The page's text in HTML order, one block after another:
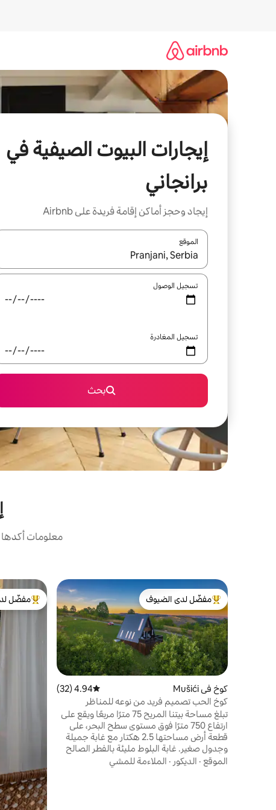
إيجارات البيوت الصيفية في
برانجاني
إيجاد وحجز أماكن إقامة فريدة على Airbnb
الموقع
عند توفر النتائج، انتقل باستخدام السهمين لأعلى
تسجيل الوصول
تسجيل المغادرة
بحث
معلومات
من أبرز البيوت المفضّلة لدى الضيوف
مفضّل لدى الضيوف
كوخ في Mušići متوسط التقييم 4.94 من 5، 32 مراجعات
4.94 (32)
كوخ الحب تصميم فريد من نوعه للمناظر
الطبيعية الجميلة
تبلغ مساحة بيتنا المريح 75 مترًا مربعًا ويقع على
ارتفاع 750 مترًا فوق مستوى سطح البحر، على
قطعة أرض مساحتها 2.5 هكتار مع غابة جميلة
وجدول صغير. غابة البلوط مليئة بالفطر الصالح
للأكل والفراولة البرية. رائع لمحبي الطبيعة الذين
يبحثون عن مكان هادئ للاسترخاء والنوم مع
الموقع · الديكور · الملاءمة للمشي
من أبرز
مفضّل